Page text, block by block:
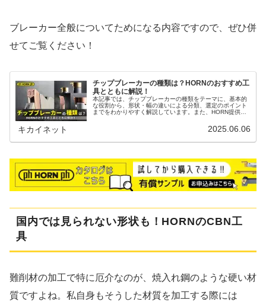
ブレーカー全般についてためになる内容ですので、ぜひ併
せてご覧ください！
チップブレーカーの種類は？HORNのおすすめ工
具とともに解説！
本記事では、チップブレーカーの種類をテーマに、基本的
な役割から、形状・幅の違いによる分類、選定のポイント
までをわかりやすく解説しています。また、HORN提供の
最適なチップブレーカーを選ぶための考え方や、現場での
キカイネット 2025.06.06
国内では見られない形状も！HORNのCBN工
具
難削材の加工で特に厄介なのが、焼入れ鋼のような硬い材
質ですよね。私自身もそうした材質を加工する際には